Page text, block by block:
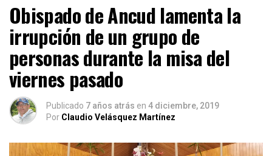
Obispado de Ancud lamenta la
irrupción de un grupo de
personas durante la misa del
viernes pasado
Publicado 7 años atrás en 4 diciembre, 2019
Por Claudio Velásquez Martínez